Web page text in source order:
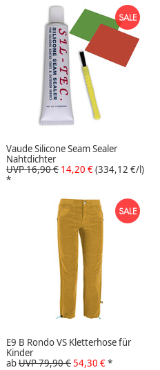
Vaude Silicone Seam Sealer
Nahtdichter
UVP 16,90 € 14,20 €(334,12 €/l)
*
E9 B Rondo VS Kletterhose für
Kinder
abUVP 79,90 €54,30 €*